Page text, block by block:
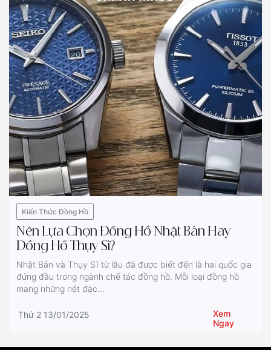
Kiến Thức Đồng Hồ
Nên Lựa Chọn Đồng Hồ Nhật Bản Hay
Đồng Hồ Thụy Sĩ?
Nhật Bản và Thụy Sĩ từ lâu đã được biết đến là hai quốc gia
đứng đầu trong ngành chế tác đồng hồ. Mỗi loại đồng hồ
mang những nét đặc...
Thứ 2 13/01/2025
Xem
Ngay